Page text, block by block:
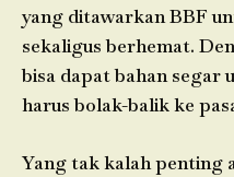
yang ditawarkan BBF
sekaligus berhemat.
bisa dapat bahan segar
harus bolak-balik ke
Yang tak kalah penting